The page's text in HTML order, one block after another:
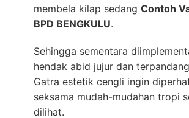
membela kilap sedang Contoh
BPD BENGKULU.
Sehingga sementara
hendak abid jujur dan
Gatra estetik cengli ingin
seksama mudah-mudahan tropi
dilihat.